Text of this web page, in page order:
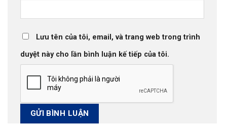
Lưu tên của tôi, email, và trang web trong trình
duyệt này cho lần bình luận kế tiếp của tôi.